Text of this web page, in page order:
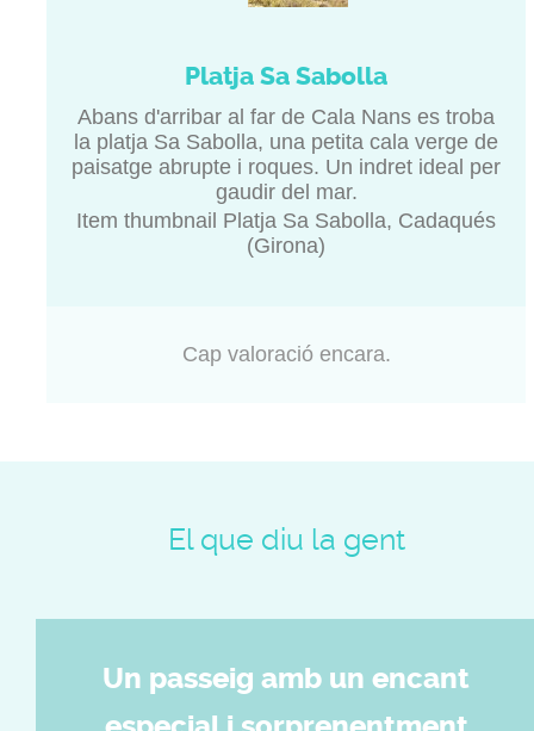
Platja Sa Sabolla
Abans d'arribar al far de Cala Nans es troba
la platja Sa Sabolla, una petita cala verge de
paisatge abrupte i roques. Un indret ideal per
gaudir del mar.
Item thumbnail Platja Sa Sabolla, Cadaqués
(Girona)
Cap valoració encara.
El que diu la gent
Un passeig amb un encant